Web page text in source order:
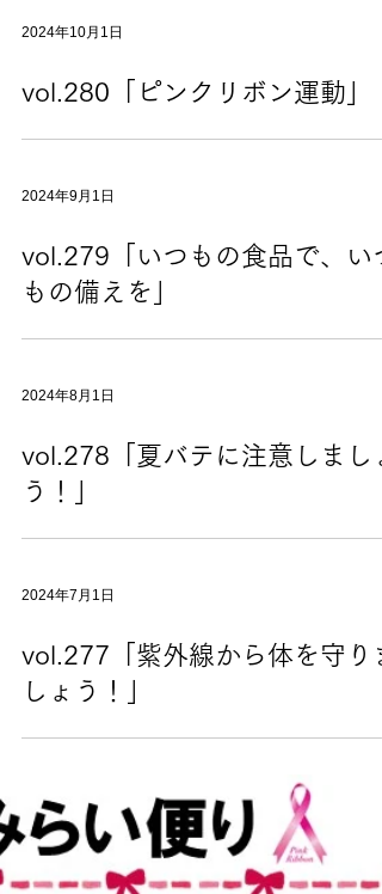
2024年10月1日
vol.280「ピンクリボン運動」
2024年9月1日
vol.279「いつもの食品で、い
もの備えを」
2024年8月1日
vol.278「夏バテに注意しまし
う！」
2024年7月1日
vol.277「紫外線から体を守り
しょう！」